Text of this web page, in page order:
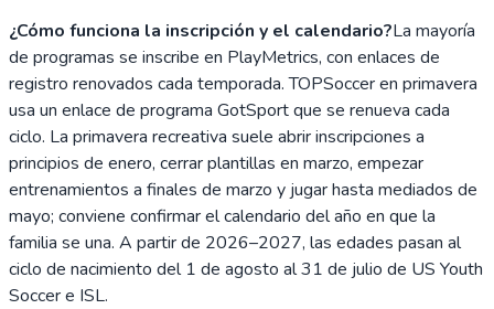
¿Cómo funciona la inscripción y el calendario?La mayoría
de programas se inscribe en PlayMetrics, con enlaces de
registro renovados cada temporada. TOPSoccer en primavera
usa un enlace de programa GotSport que se renueva cada
ciclo. La primavera recreativa suele abrir inscripciones a
principios de enero, cerrar plantillas en marzo, empezar
entrenamientos a finales de marzo y jugar hasta mediados de
mayo; conviene confirmar el calendario del año en que la
familia se una. A partir de 2026–2027, las edades pasan al
ciclo de nacimiento del 1 de agosto al 31 de julio de US Youth
Soccer e ISL.